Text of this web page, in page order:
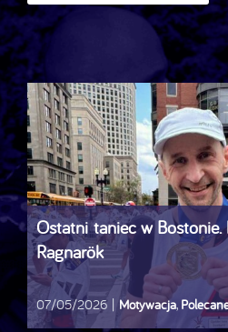
Ostatni taniec w
Ragnarök
07/05/2026 | Motywacja,